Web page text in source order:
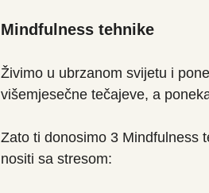
Mindfulness tehnike
Živimo u ubrzanom svijetu i
višemjesečne tečajeve, a
Zato ti donosimo 3 Mindfulness
nositi sa stresom: